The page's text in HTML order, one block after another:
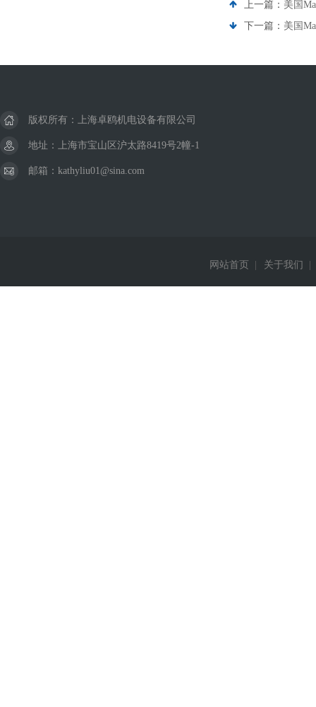
上一篇： 美国
下一篇： 美国
版权所有：上海卓鸥机电设备有限公司
地址：上海市宝山区沪太路8419号2幢-1
邮箱：kathyliu01@sina.com
网站首页 关于我们